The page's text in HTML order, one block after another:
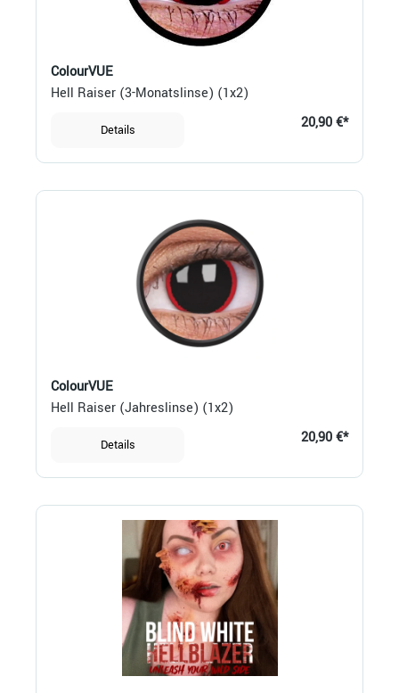
ColourVUE
Hell Raiser (3-Monatslinse) (1x2)
Details 20,90 €*
ColourVUE
Hell Raiser (Jahreslinse) (1x2)
Details 20,90 €*